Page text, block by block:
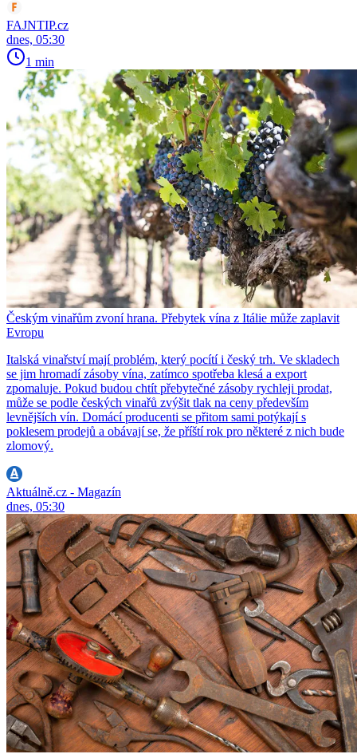
FAJNTIP.cz
dnes, 05:30
1 min
Českým vinařům zvoní hrana. Přebytek vína z Itálie může zaplavit
Evropu
Italská vinařství mají problém, který pocítí i český trh. Ve skladech
se jim hromadí zásoby vína, zatímco spotřeba klesá a export
zpomaluje. Pokud budou chtít přebytečné zásoby rychleji prodat,
může se podle českých vinařů zvýšit tlak na ceny především
levnějších vín. Domácí producenti se přitom sami potýkají s
poklesem prodejů a obávají se, že příští rok pro některé z nich bude
zlomový.
Aktuálně.cz - Magazín
dnes, 05:30